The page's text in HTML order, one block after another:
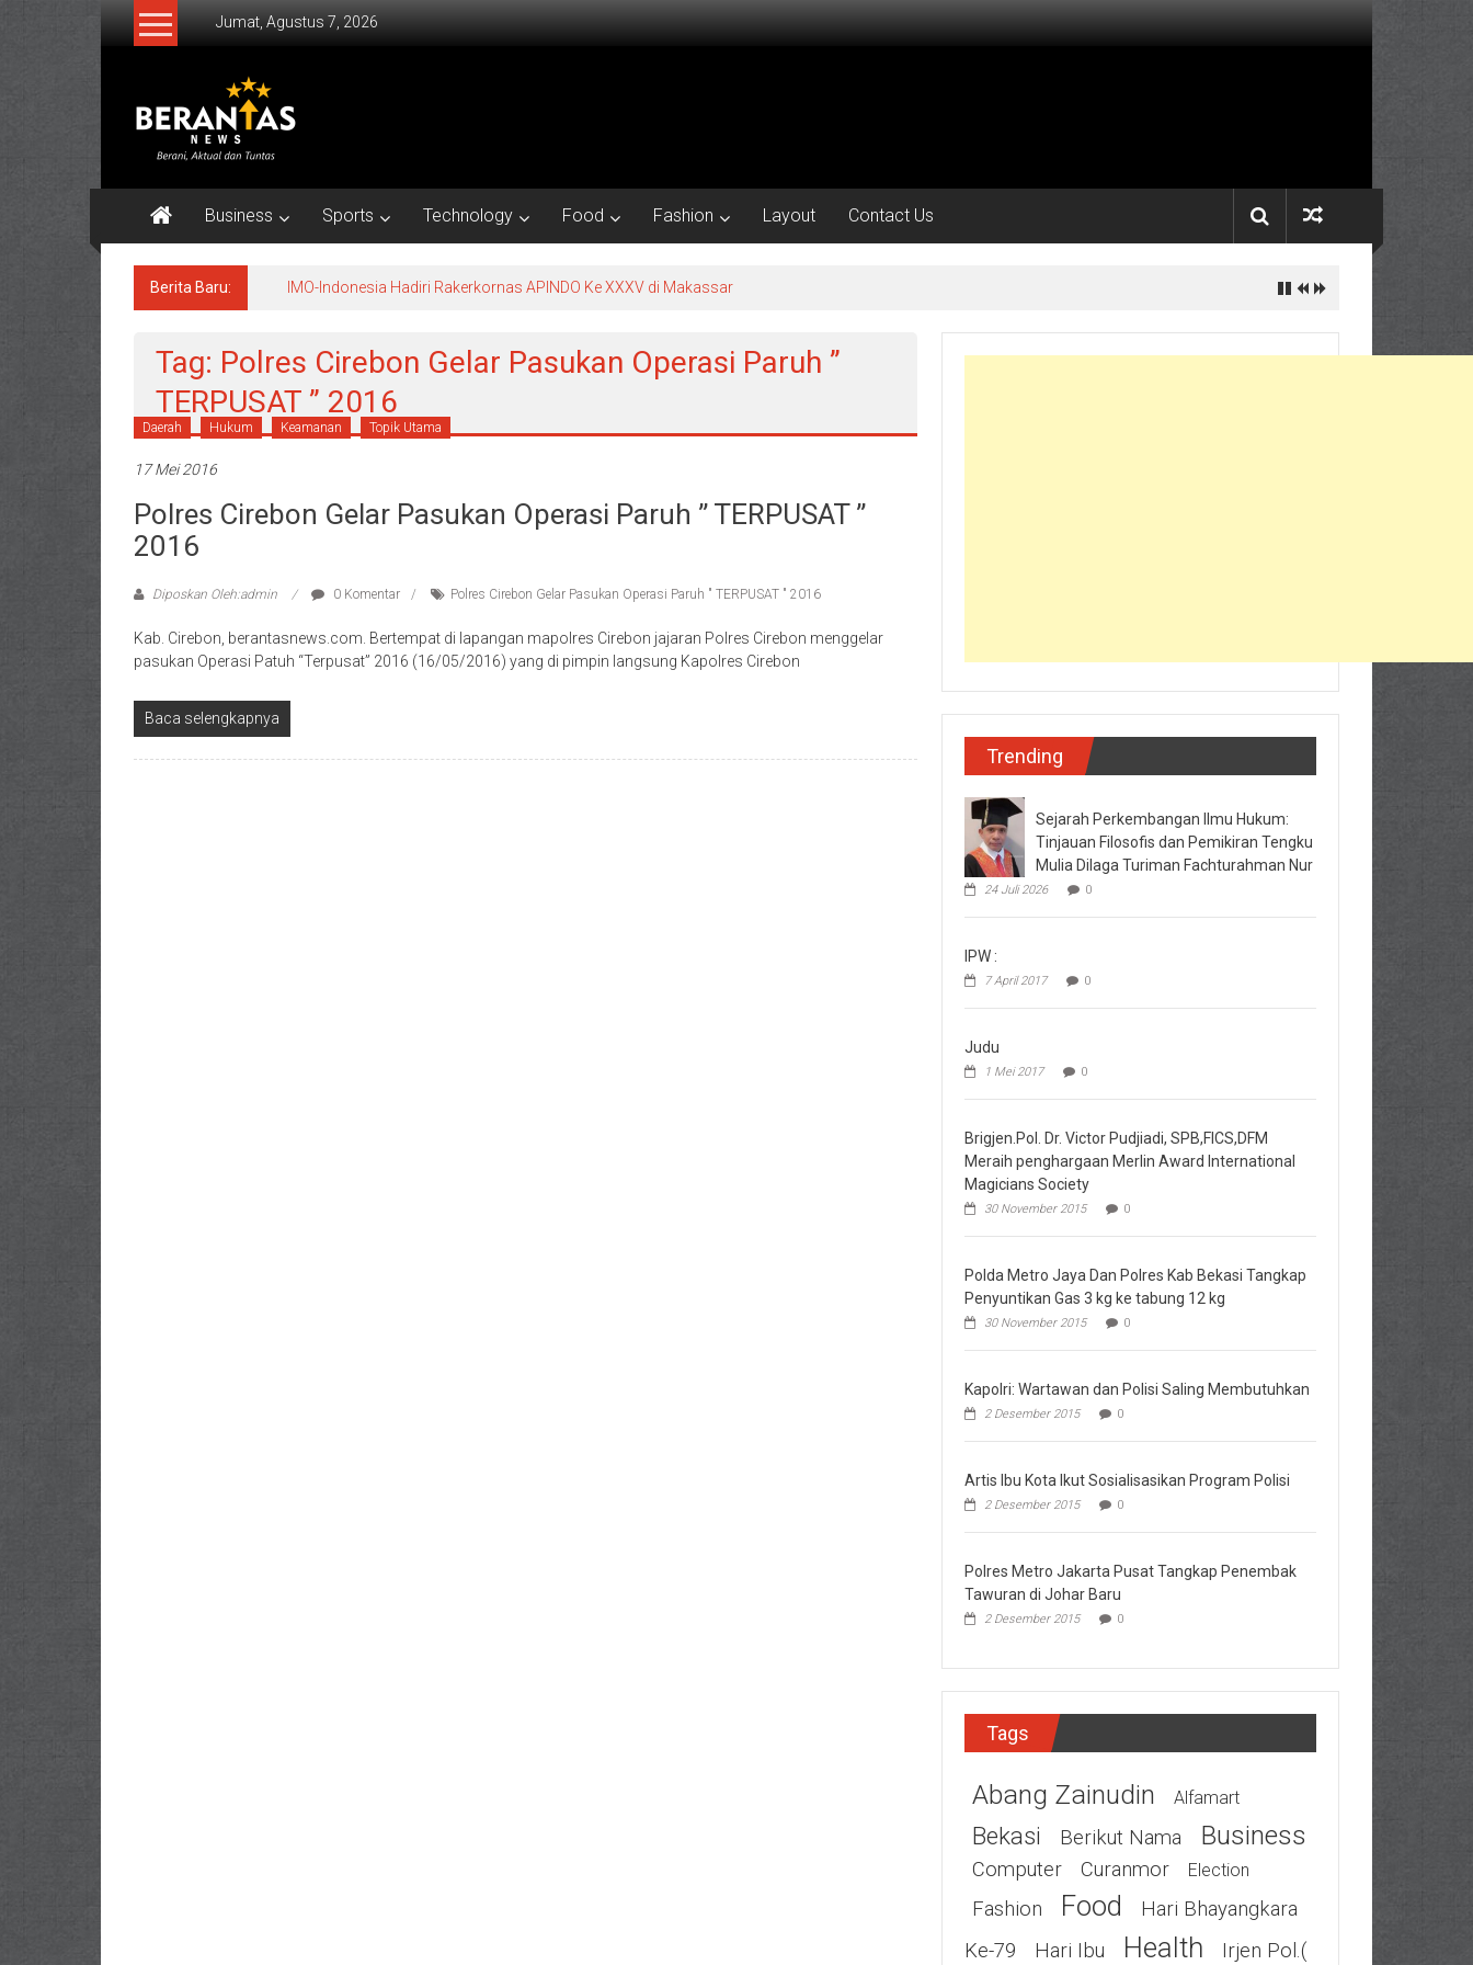
Lompat
Jumat, Agustus 7, 2026
BERANTAS
NEWS
Tuntas.
Business Sports Technology Food Fashion Layout Contact Us
Berita Baru: IMO-Indonesia Hadiri Rakerkornas APINDO Ke XXXV di Makassar
Tag: Polres Cirebon Gelar Pasukan Operasi Paruh ”
TERPUSAT ” 2016
Daerah Hukum Keamanan Topik Utama
17 Mei 2016
Polres Cirebon Gelar Pasukan Operasi Paruh ” TERPUSAT ”
2016
Diposkan Oleh:admin 0 Komentar Polres Cirebon Gelar Pasukan Operasi Paruh " TERPUSAT " 2016
Kab. Cirebon, berantasnews.com. Bertempat di lapangan mapolres Cirebon jajaran Polres Cirebon menggelar
pasukan Operasi Patuh “Terpusat” 2016 (16/05/2016) yang di pimpin langsung Kapolres Cirebon
Baca selengkapnya
Trending
Sejarah Perkembangan Ilmu Hukum:
Tinjauan Filosofis dan Pemikiran Tengku
Mulia Dilaga Turiman Fachturahman Nur
24 Juli 2026 0
IPW :
7 April 2017 0
Judu
1 Mei 2017 0
Brigjen.Pol. Dr. Victor Pudjiadi, SPB,FICS,DFM
Meraih penghargaan Merlin Award International
Magicians Society
30 November 2015 0
Polda Metro Jaya Dan Polres Kab Bekasi Tangkap
Penyuntikan Gas 3 kg ke tabung 12 kg
30 November 2015 0
Kapolri: Wartawan dan Polisi Saling Membutuhkan
2 Desember 2015 0
Artis Ibu Kota Ikut Sosialisasikan Program Polisi
2 Desember 2015 0
Polres Metro Jakarta Pusat Tangkap Penembak
Tawuran di Johar Baru
2 Desember 2015 0
Tags
Abang Zainudin Alfamart
Bekasi Berikut Nama Business
Computer Curanmor Election
Fashion Food
Hari Bhayangkara
Ke-79
Hari Ibu Health
Irjen Pol.(